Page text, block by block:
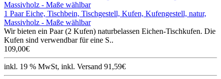
1 Paar Eiche, Tischbein, Tischgestell, Kufen, Kufengestell, natur,
Massivholz - Maße wählbar
Wir bieten ein Paar (2 Kufen) naturbelassen Eichen-Tischkufen. Die
Kufen sind verwendbar für eine S..
109,00€
inkl. 19 % MwSt, inkl. Versand 91,59€